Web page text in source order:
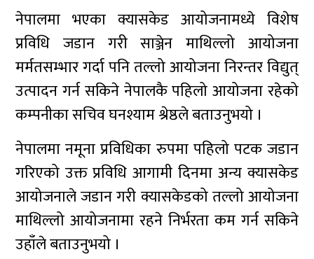
नेपालमा भएका क्यासकेड आयोजनामध्ये विशेष
प्रविधि जडान गरी साञ्जेन माथिल्लो आयोजना
मर्मतसम्भार गर्दा पनि तल्लो आयोजना निरन्तर विद्युत्
उत्पादन गर्न सकिने नेपालकै पहिलो आयोजना रहेको
कम्पनीका सचिव घनश्याम श्रेष्ठले बताउनुभयो ।
नेपालमा नमूना प्रविधिका रुपमा पहिलो पटक जडान
गरिएको उक्त प्रविधि आगामी दिनमा अन्य क्यासकेड
आयोजनाले जडान गरी क्यासकेडको तल्लो आयोजना
माथिल्लो आयोजनामा रहने निर्भरता कम गर्न सकिने
उहाँले बताउनुभयो ।